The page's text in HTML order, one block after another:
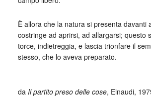
È allora che la natura si presenta davanti
costringe ad aprirsi, ad allargarsi; questo
torce, indietreggia, e lascia trionfare il
stesso, che lo aveva preparato.
da Il partito preso delle cose, Einaudi,